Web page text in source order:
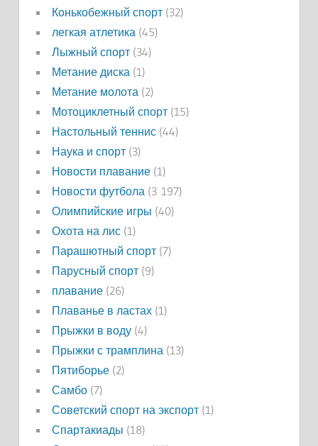
Конькобежный спорт(32)
легкая атлетика (45)
Лыжный спорт(34)
Метание диска (1)
Метание молота (2)
Мотоциклетный спорт(15)
Настольный теннис(44)
Наука и спорт(3)
Новости плавание(1)
Новости футбола (3 197)
Олимпийские игры (40)
Охота на лис(1)
Парашютный спорт(7)
Парусный спорт(9)
плавание(26)
Плаванье в ластах(1)
Прыжки в воду(4)
Прыжки с трамплина (13)
Пятиборье(2)
Самбо(7)
Советский спорт на экспорт(1)
Спартакиады (18)